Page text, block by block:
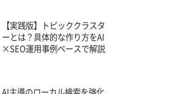
【実践版】トピッククラスタ
ーとは？具体的な作り方をAI
×SEO運用事例ベースで解説